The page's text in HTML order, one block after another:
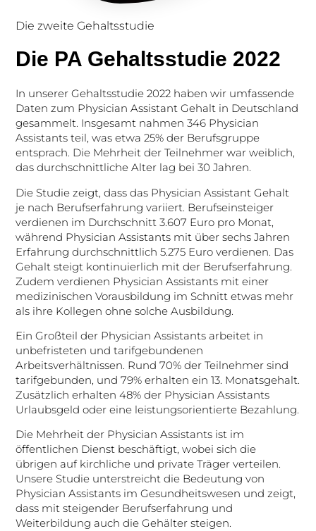
Die zweite Gehaltsstudie
Die PA Gehaltsstudie 2022
In unserer Gehaltsstudie 2022 haben wir umfassende
Daten zum Physician Assistant Gehalt in Deutschland
gesammelt. Insgesamt nahmen 346 Physician
Assistants teil, was etwa 25% der Berufsgruppe
entsprach. Die Mehrheit der Teilnehmer war weiblich,
das durchschnittliche Alter lag bei 30 Jahren.
Die Studie zeigt, dass das Physician Assistant Gehalt
je nach Berufserfahrung variiert. Berufseinsteiger
verdienen im Durchschnitt 3.607 Euro pro Monat,
während Physician Assistants mit über sechs Jahren
Erfahrung durchschnittlich 5.275 Euro verdienen. Das
Gehalt steigt kontinuierlich mit der Berufserfahrung.
Zudem verdienen Physician Assistants mit einer
medizinischen Vorausbildung im Schnitt etwas mehr
als ihre Kollegen ohne solche Ausbildung.
Ein Großteil der Physician Assistants arbeitet in
unbefristeten und tarifgebundenen
Arbeitsverhältnissen. Rund 70% der Teilnehmer sind
tarifgebunden, und 79% erhalten ein 13. Monatsgehalt.
Zusätzlich erhalten 48% der Physician Assistants
Urlaubsgeld oder eine leistungsorientierte Bezahlung.
Die Mehrheit der Physician Assistants ist im
öffentlichen Dienst beschäftigt, wobei sich die
übrigen auf kirchliche und private Träger verteilen.
Unsere Studie unterstreicht die Bedeutung von
Physician Assistants im Gesundheitswesen und zeigt,
dass mit steigender Berufserfahrung und
Weiterbildung auch die Gehälter steigen.